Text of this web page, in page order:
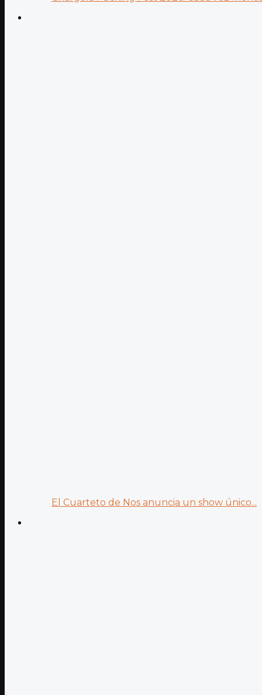
El Cuarteto de Nos anuncia un show único...